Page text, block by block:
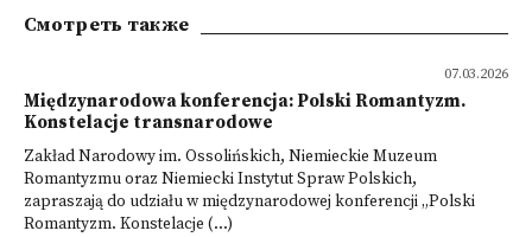
Смотреть также
07.03.2026
Międzynarodowa konferencja: Polski Romantyzm.
Konstelacje transnarodowe
Zakład Narodowy im. Ossolińskich, Niemieckie Muzeum
Romantyzmu oraz Niemiecki Instytut Spraw Polskich,
zapraszają do udziału w międzynarodowej konferencji „Polski
Romantyzm. Konstelacje (...)